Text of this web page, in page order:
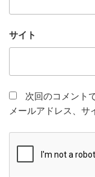
サイト
次回のコメント
メールアドレス、サ